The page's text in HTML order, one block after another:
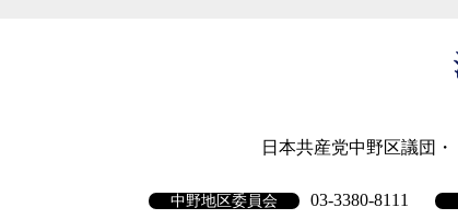
日本共産党中野区議団
中野地区委員会 03-3380-8111